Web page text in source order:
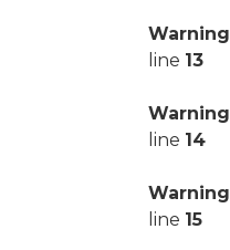
Warning
line 13
Warning
line 14
Warning
line 15